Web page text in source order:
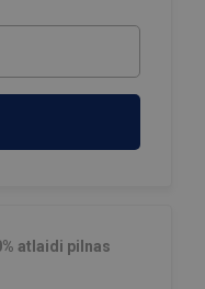
atlaidi pilnas